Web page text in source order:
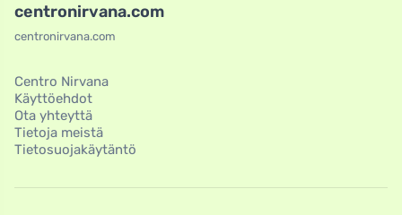
centronirvana.com
centronirvana.com
Centro Nirvana
Käyttöehdot
Ota yhteyttä
Tietoja meistä
Tietosuojakäytäntö